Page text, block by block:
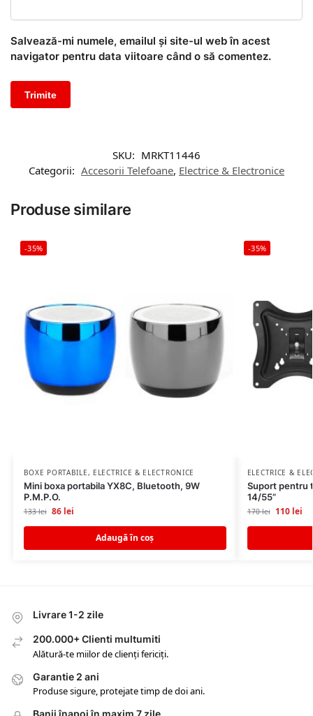
Salvează-mi numele, emailul și site-ul web în acest
navigator pentru data viitoare când o să comentez.
SKU: MRKT11446
Categorii: Accesorii Telefoane, Electrice & Electronice
Produse similare
-35%
BOXE PORTABILE, ELECTRICE & ELECTRONICE
Mini boxa portabila YX8C, Bluetooth, 9W
P.M.P.O.
133lei 86 lei
Adaugă în coș
-35%
ELECTRICE &
Suport pentru
14/55”
170lei 110 lei
Livrare 1-2 zile
200.000+ Clienti multumiti
Alătură-te miilor de clienți fericiți.
Garantie 2 ani
Produse sigure, protejate timp de doi ani.